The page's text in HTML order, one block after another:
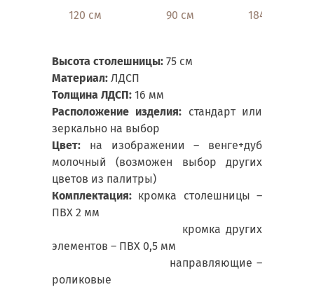
120 см 90 см 184 см
Высота столешницы: 75 см
Материал: ЛДСП
Толщина ЛДСП: 16 мм
Расположение изделия: стандарт или
зеркально на выбор
Цвет: на изображении – венге+дуб
молочный (возможен выбор других
цветов из палитры)
Комплектация: кромка столешницы –
ПВХ 2 мм
кромка других
элементов – ПВХ 0,5 мм
направляющие –
роликовые